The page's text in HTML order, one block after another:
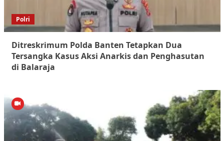
Polri
Ditreskrimum Polda Banten Tetapkan Dua
Tersangka Kasus Aksi Anarkis dan Penghasutan
di Balaraja